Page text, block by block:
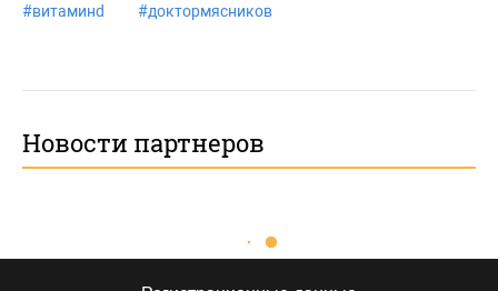
#витаминd #доктормясников
Новости партнеров